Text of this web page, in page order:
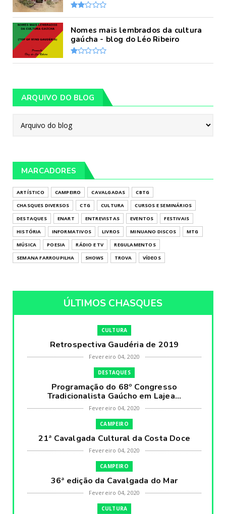
Nomes mais lembrados da cultura
gaúcha - blog do Léo Ribeiro
ARQUIVO DO BLOG
MARCADORES
ARTÍSTICO CAMPEIRO CAVALGADAS
CBTG
CHASQUES DIVERSOS
CTG CULTURA
CURSOS E SEMINÁRIOS
DESTAQUES
ENART ENTREVISTAS EVENTOS
FESTIVAIS
HISTÓRIA
INFORMATIVOS LIVROS MINUANO DISCOS
MTG
MÚSICA
POESIA RÁDIO E TV
REGULAMENTOS
SEMANA FARROUPILHA
SHOWS TROVA VÍDEOS
ÚLTIMOS CHASQUES
CULTURA
Retrospectiva Gaudéria de 2019
Fevereiro 04, 2020
DESTAQUES
Programação do 68º Congresso
Tradicionalista Gaúcho em Lajea...
Fevereiro 04, 2020
CAMPEIRO
21ª Cavalgada Cultural da Costa Doce
Fevereiro 04, 2020
CAMPEIRO
36ª edição da Cavalgada do Mar
Fevereiro 04, 2020
CULTURA